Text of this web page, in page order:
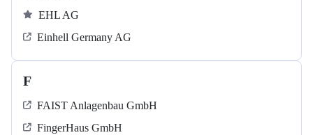
EHL AG
Einhell Germany AG
F
FAIST Anlagenbau GmbH
FingerHaus GmbH